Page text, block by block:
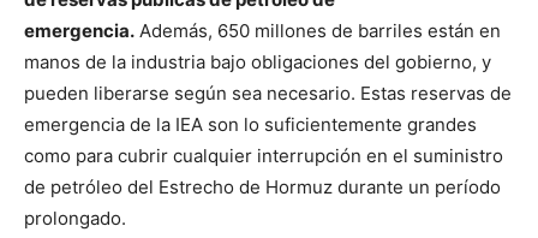
emergencia. Además, 650 millones de barriles están en
manos de la industria bajo obligaciones del gobierno, y
pueden liberarse según sea necesario. Estas reservas de
emergencia de la IEA son lo suficientemente grandes
como para cubrir cualquier interrupción en el suministro
de petróleo del Estrecho de Hormuz durante un período
prolongado.